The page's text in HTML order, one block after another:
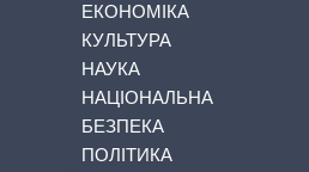
ЕКОНОМІКА
КУЛЬТУРА
НАУКА
НАЦІОНАЛЬНА
БЕЗПЕКА
ПОЛІТИКА